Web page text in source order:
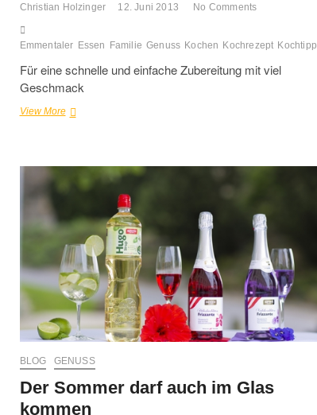
Natur News Test Tipp Würstchengulasch
Christian Holzinger 12. Juni 2013 No Comments
Emmentaler Essen Familie Genuss Kochen Kochrezept Kochtipp
Für eine schnelle und einfache Zubereitung mit viel
Geschmack
View MoreZwiebelsuppe
BLOG GENUSS
Der Sommer darf auch im Glas
kommen